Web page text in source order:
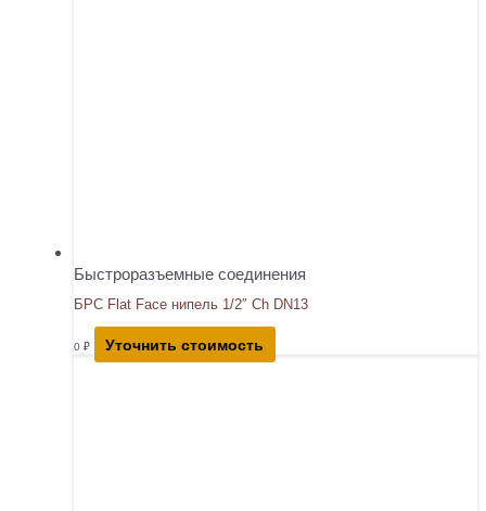
Быстроразъемные соединения
БРС Flat Face нипель 1/2″ Ch DN13
0 ₽ Уточнить стоимость